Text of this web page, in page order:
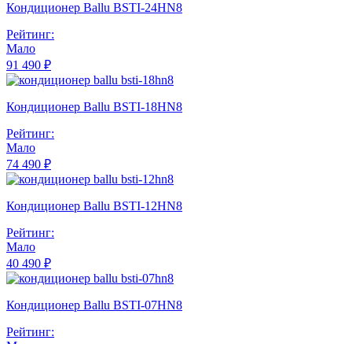
Кондиционер Ballu BSTI-24HN8
Рейтинг:
Мало
91 490 ₽
Кондиционер Ballu BSTI-18HN8
Рейтинг:
Мало
74 490 ₽
Кондиционер Ballu BSTI-12HN8
Рейтинг:
Мало
40 490 ₽
Кондиционер Ballu BSTI-07HN8
Рейтинг: